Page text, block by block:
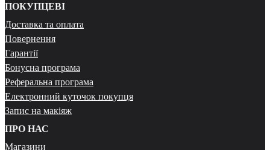
ПОКУПЦЕВІ
Доставка та оплата
Повернення
Гарантії
Бонусна програма
Реферальна програма
Електронний куточок покупця
Запис на макіяж
ПРО НАС
Магазини